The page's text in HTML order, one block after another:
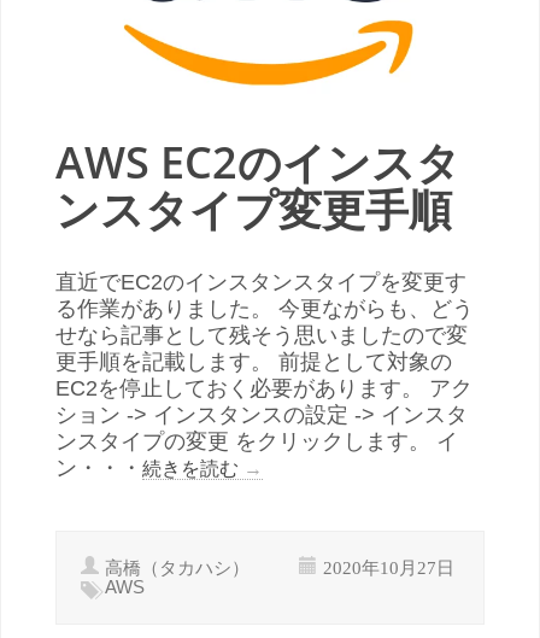
AWS EC2のインスタ
ンスタイプ変更手順
直近でEC2のインスタンスタイプを変更す
る作業がありました。 今更ながらも、どう
せなら記事として残そう思いましたので変
更手順を記載します。 前提として対象の
EC2を停止しておく必要があります。 アク
ション -> インスタンスの設定 -> インスタ
ンスタイプの変更 をクリックします。 イ
ン・・・ 続きを読む →
高橋（タカハシ） 2020年10月27日
AWS